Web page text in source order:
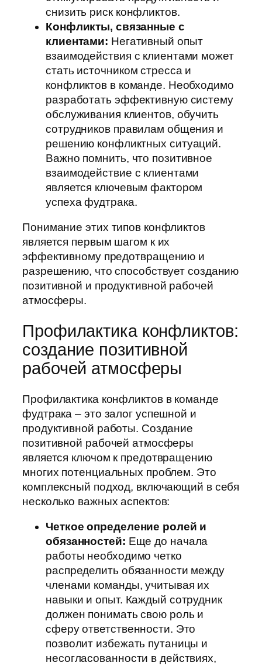
снизить риск конфликтов.
Конфликты, связанные с
клиентами: Негативный опыт
взаимодействия с клиентами может
стать источником стресса и
конфликтов в команде. Необходимо
разработать эффективную систему
обслуживания клиентов, обучить
сотрудников правилам общения и
решению конфликтных ситуаций.
Важно помнить, что позитивное
взаимодействие с клиентами
является ключевым фактором
успеха фудтрака.
Понимание этих типов конфликтов
является первым шагом к их
эффективному предотвращению и
разрешению, что способствует созданию
позитивной и продуктивной рабочей
атмосферы.
Профилактика конфликтов:
создание позитивной
рабочей атмосферы
Профилактика конфликтов в команде
фудтрака – это залог успешной и
продуктивной работы. Создание
позитивной рабочей атмосферы
является ключом к предотвращению
многих потенциальных проблем. Это
комплексный подход, включающий в себя
несколько важных аспектов:
Четкое определение ролей и
обязанностей: Еще до начала
работы необходимо четко
распределить обязанности между
членами команды, учитывая их
навыки и опыт. Каждый сотрудник
должен понимать свою роль и
сферу ответственности. Это
позволит избежать путаницы и
несогласованности в действиях,